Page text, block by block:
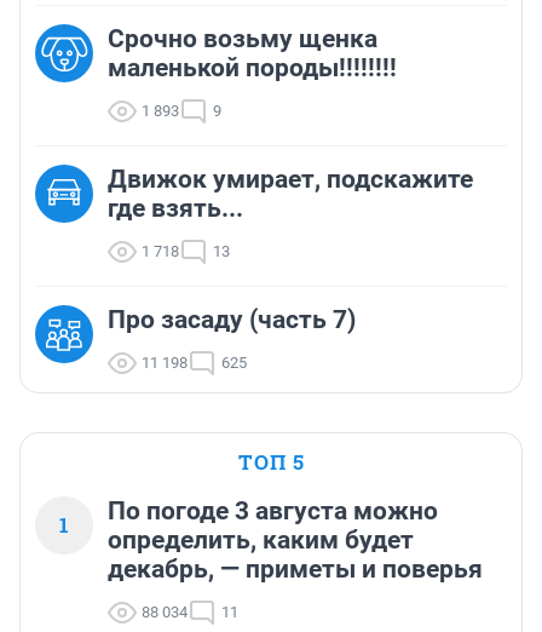
Срочно возьму щенка
маленькой породы!!!!!!!!
1 893 9
Движок умирает, подскажите
где взять...
1 718 13
Про засаду (часть 7)
11 198 625
ТОП 5
1
По погоде 3 августа можно
определить, каким будет
декабрь, — приметы и поверья
88 034 11